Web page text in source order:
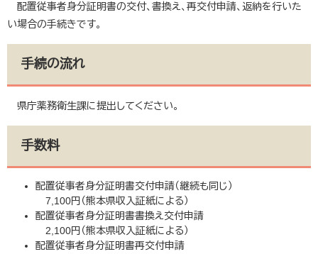
配置従事者身分証明書の交付、書換え、再交付申請、返納を行いた
い場合の手続きです。
手続の流れ
県庁薬務衛生課に提出してください。
手数料
配置従事者身分証明書交付申請（継続も同じ）
7,100円（熊本県収入証紙による）
配置従事者身分証明書書換え交付申請
2,100円（熊本県収入証紙による）
配置従事者身分証明書再交付申請